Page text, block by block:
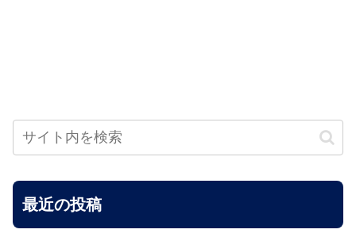
最近の投稿